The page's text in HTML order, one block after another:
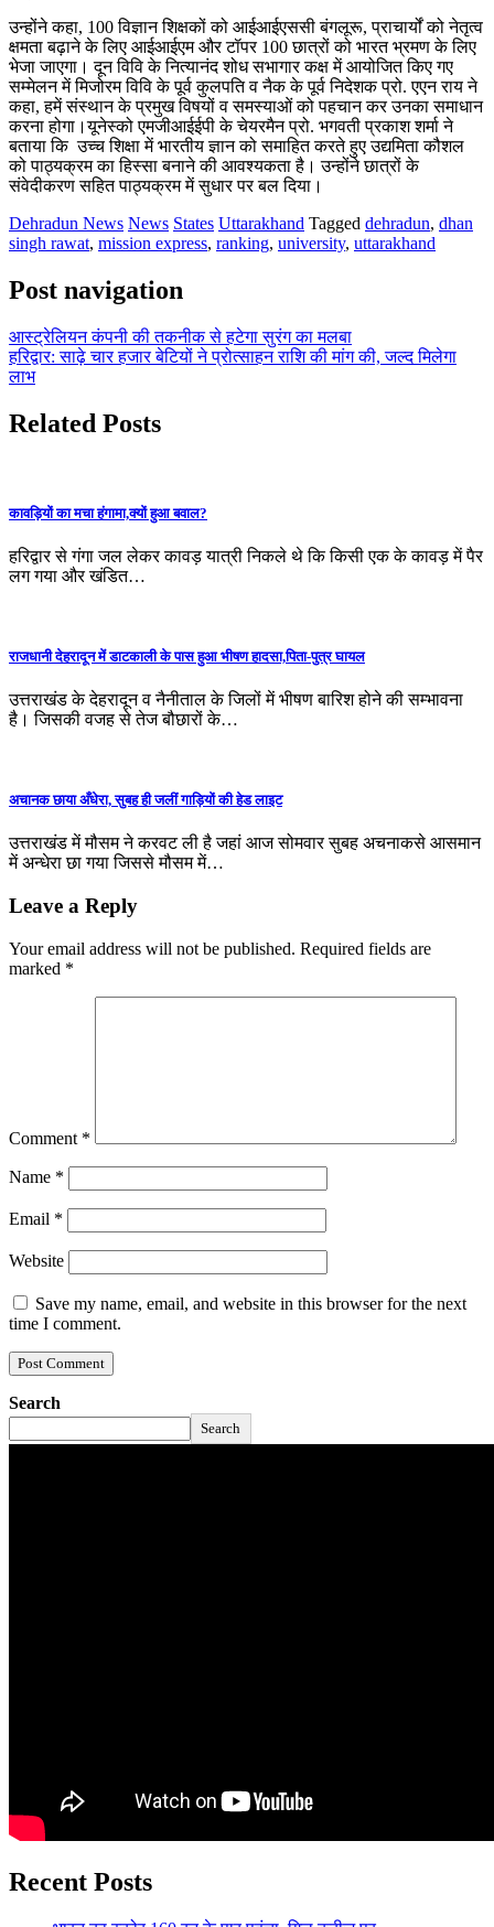
उन्होंने कहा, 100 विज्ञान शिक्षकों को आईआईएससी बंगलूरू, प्राचार्यों को नेतृत्व
क्षमता बढ़ाने के लिए आईआईएम और टॉपर 100 छात्रों को भारत भ्रमण के लिए
भेजा जाएगा। दून विवि के नित्यानंद शोध सभागार कक्ष में आयोजित किए गए
सम्मेलन में मिजोरम विवि के पूर्व कुलपति व नैक के पूर्व निदेशक प्रो. एएन राय ने
कहा, हमें संस्थान के प्रमुख विषयों व समस्याओं को पहचान कर उनका समाधान
करना होगा।यूनेस्को एमजीआईईपी के चेयरमैन प्रो. भगवती प्रकाश शर्मा ने
बताया कि उच्च शिक्षा में भारतीय ज्ञान को समाहित करते हुए उद्यमिता कौशल
को पाठ्यक्रम का हिस्सा बनाने की आवश्यकता है। उन्होंने छात्रों के
संवेदीकरण सहित पाठ्यक्रम में सुधार पर बल दिया।
Dehradun News News States Uttarakhand Tagged dehradun, dhan
singh rawat, mission express, ranking, university, uttarakhand
Post navigation
आस्ट्रेलियन कंपनी की तकनीक से हटेगा सुरंग का मलबा
हरिद्वार: साढ़े चार हजार बेटियों ने प्रोत्साहन राशि की मांग की, जल्द मिलेगा
लाभ
Related Posts
कावड़ियों का मचा हंगामा,क्यों हुआ बवाल?
हरिद्वार से गंगा जल लेकर कावड़ यात्री निकले थे कि किसी एक के कावड़ में पैर
लग गया और खंडित…
राजधानी देहरादून में डाटकाली के पास हुआ भीषण हादसा,पिता-पुत्र घायल
उत्तराखंड के देहरादून व नैनीताल के जिलों में भीषण बारिश होने की सम्भावना
है। जिसकी वजह से तेज बौछारों के…
अचानक छाया अँधेरा, सुबह ही जलीं गाड़ियों की हेड लाइट
उत्तराखंड में मौसम ने करवट ली है जहां आज सोमवार सुबह अचनाकसे आसमान
में अन्धेरा छा गया जिससे मौसम में…
Leave a Reply
Your email address will not be published. Required fields are
marked *
Comment *
Name *
Email *
Website
Save my name, email, and website in this browser for the next
time I comment.
Search
Search
Recent Posts